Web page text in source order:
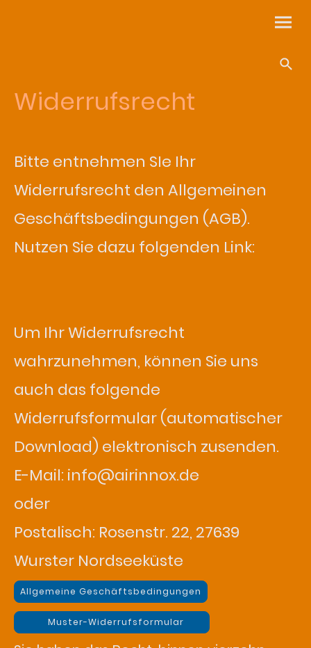
Widerrufsrecht
Bitte entnehmen SIe Ihr
Widerrufsrecht den Allgemeinen
Geschäftsbedingungen (AGB).
Nutzen Sie dazu folgenden Link:
Um Ihr Widerrufsrecht
wahrzunehmen, können Sie uns
auch das folgende
Widerrufsformular (automatischer
Download) elektronisch zusenden.
E-Mail: info@airinnox.de
oder
Postalisch: Rosenstr. 22, 27639
Wurster Nordseeküste
Allgemeine Geschäftsbedingungen
Muster-Widerrufsformular